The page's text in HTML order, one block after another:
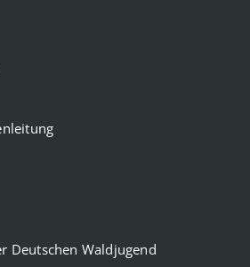
Deutschen Waldjugend